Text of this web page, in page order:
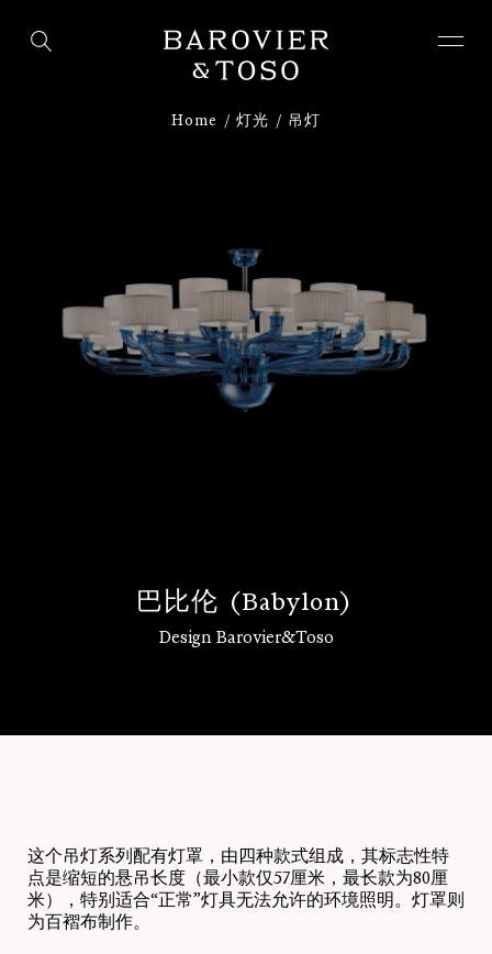
Home 灯光 吊灯
巴 比伦 (Babylon)
Design Barovier&Toso
这个吊灯系列配有灯罩，由四种款式组成，其标志性特
点是缩短的悬吊长度（最小款仅57厘米，最长款为80厘
米），特别适合“正常”灯具无法允许的环境照明。灯罩则
为百褶布制作。
下载